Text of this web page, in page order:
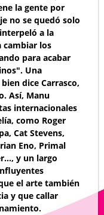
la gente por
no se quedó solo
a la
cambiar los
para acabar
Una
dice Carrasco,
Así, Manu
internacionales
como Roger
Cat Stevens,
Eno, Primal
y un largo
el arte también
y que callar